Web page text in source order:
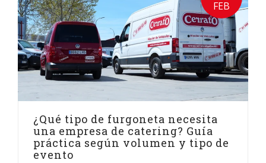
FEB
¿Qué tipo de furgoneta necesita
una empresa de catering? Guía
práctica según volumen y tipo de
evento